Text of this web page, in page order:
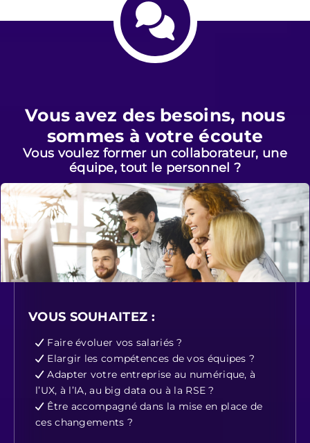
Vous avez des besoins, nous
sommes à votre écoute
Vous voulez former un collaborateur, une
équipe, tout le personnel ?
VOUS SOUHAITEZ :
Faire évoluer vos salariés ?
Elargir les compétences de vos équipes ?
Adapter votre entreprise au numérique, à
l’UX, à l’IA, au big data ou à la RSE ?
Être accompagné dans la mise en place de
ces changements ?